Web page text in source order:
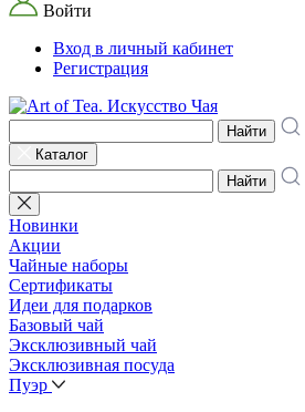
Войти
Вход в личный кабинет
Регистрация
Найти
Каталог
Найти
Новинки
Акции
Чайные наборы
Сертификаты
Идеи для подарков
Базовый чай
Эксклюзивный чай
Эксклюзивная посуда
Пуэр